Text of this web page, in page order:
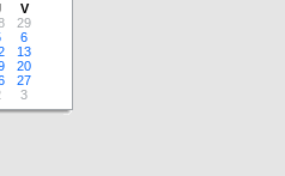
V
29
6
13
20
27
3